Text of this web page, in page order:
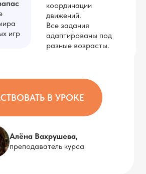
координации
движений.
Все задания
адаптированы под
разные возрасты.
игр
В УРОКЕ
Алёна Вахрушева,
преподаватель курса